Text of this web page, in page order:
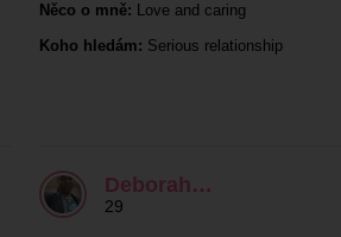
Něco o mně: Love and caring
Koho hledám: Serious relationship
Deborah…
29